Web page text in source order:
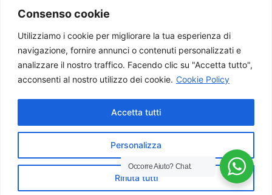
Consenso cookie
Utilizziamo i cookie per migliorare la tua esperienza di
navigazione, fornire annunci o contenuti personalizzati e
analizzare il nostro traffico. Facendo clic su "Accetta tutto",
acconsenti al nostro utilizzo dei cookie. Cookie Policy
Personalizza
Rifiuta tutti
Accetta tutti
Occorre Aiuto?Chat.